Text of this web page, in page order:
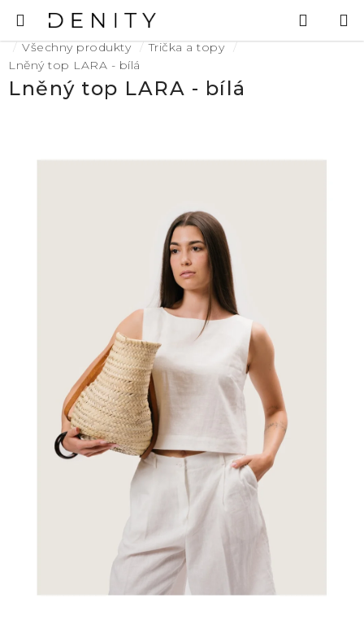
na
obsah
Hledat
Domů
Všechny produkty
Trička a topy
Lněný top LARA - bílá
Lněný top LARA - bílá